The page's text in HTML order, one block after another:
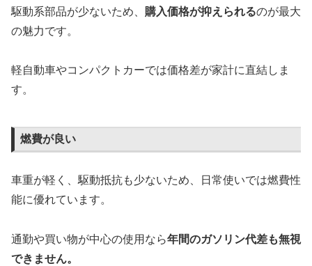
駆動系部品が少ないため、 購入価格が抑えられるのが最大
の魅力です。
軽自動車やコンパクトカーでは価格差が家計に直結しま
す。
燃費が良い
車重が軽く、駆動抵抗も少ないため、日常使いでは燃費性
能に優れています。
通勤や買い物が中心の使用なら年間のガソリン代差も無視
できません。